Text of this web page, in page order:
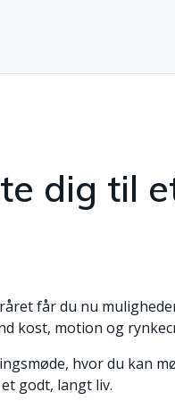
dig til
får du nu
kost, motion og
hvor du kan
godt, langt liv.